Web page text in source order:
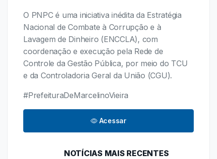
O PNPC é uma iniciativa inédita da Estratégia
Nacional de Combate à Corrupção e à
Lavagem de Dinheiro (ENCCLA), com
coordenação e execução pela Rede de
Controle da Gestão Pública, por meio do TCU
e da Controladoria Geral da União (CGU).
#PrefeituraDeMarcelinoVieira
Acessar
NOTÍCIAS MAIS RECENTES